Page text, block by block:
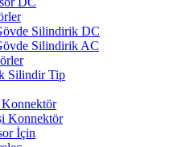
Silindirik DC
Silindirik AC
Silindir Tip
Konnektör
İçin